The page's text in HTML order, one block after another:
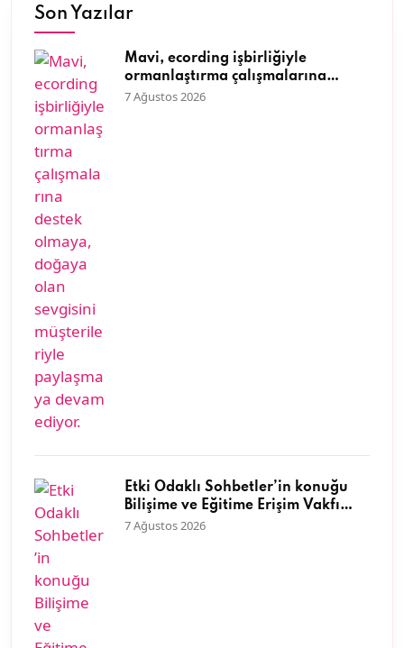
Son Yazılar
Mavi, ecording işbirliğiyle
ormanlaştırma çalışmalarına
destek olmaya, doğaya olan
7 Ağustos 2026
Etki Odaklı Sohbetler’in konuğu
Bilişime ve Eğitime Erişim Vakfı
Genel Müdürü Dr. Neyran
7 Ağustos 2026